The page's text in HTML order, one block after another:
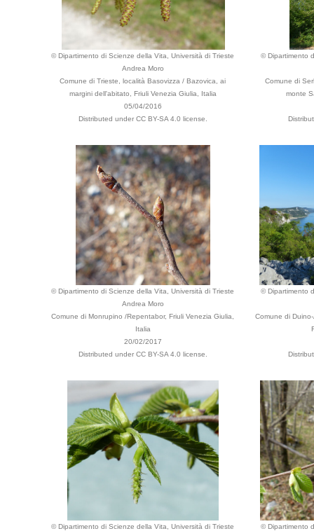
© Dipartimento di Scienze della Vita, Università di Trieste
Andrea Moro
Comune di Trieste, località Basovizza / Bazovica, ai
margini dell'abitato, Friuli Venezia Giulia, Italia
05/04/2016
Distributed under CC BY-SA 4.0 license.
© Dipartimento
Comune di
monte
© Dipartimento di Scienze della Vita, Università di Trieste
Andrea Moro
Comune di Monrupino /Repentabor, Friuli Venezia Giulia,
Italia
20/02/2017
Distributed under CC BY-SA 4.0 license.
© Dipartimento
Comune di
© Dipartimento di Scienze della Vita, Università di Trieste
© Dipartimento